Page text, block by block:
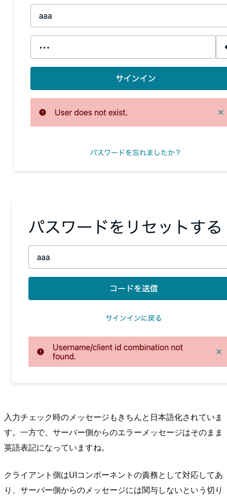
入力チェック時のメッセージもきちんと日本語化されていま
す。一方で、サーバー側からのエラーメッセージはそのまま
英語表記になっていますね。
クライアント側はUIコンポーネントの責務として対応してあ
り、サーバー側からのメッセージには関与しないという切り